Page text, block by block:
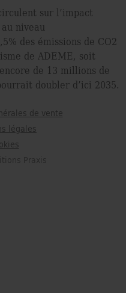
sur l’impact
niveau
des émissions de CO2
de ADEME, soit
de 13 millions de
doubler d’ici 2035.
de vente
légales